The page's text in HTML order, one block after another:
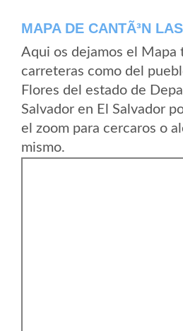
MAPA DE CANTÃ³N
Aqui os dejamos el Mapa
carreteras como del
Flores del estado de
Salvador en El Salvador
el zoom para cercaros o
mismo.